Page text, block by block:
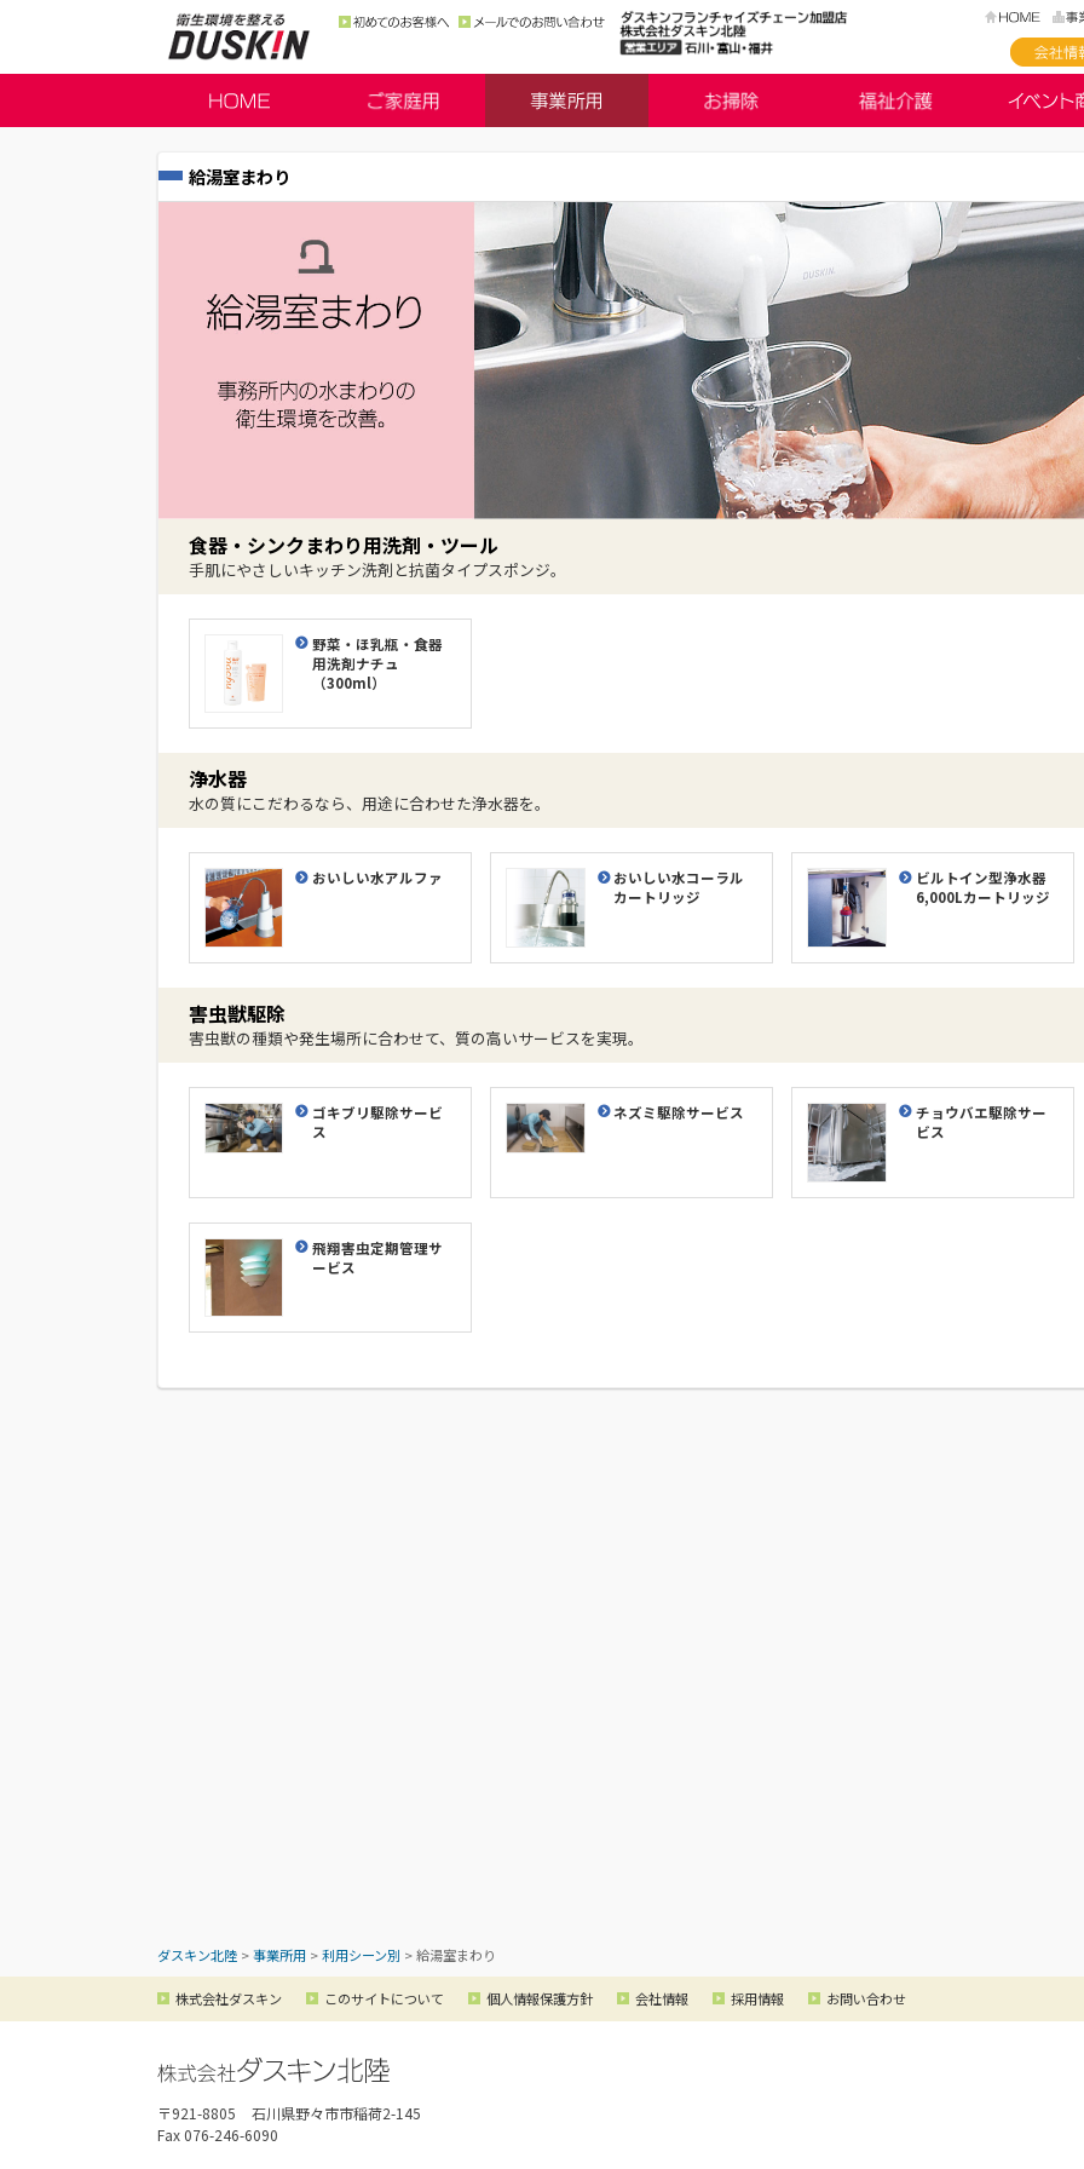
給湯室まわり
食器・シンクまわり用洗剤・ツール
手肌にやさしいキッチン洗剤と抗菌タイプスポンジ。
野菜・ほ乳瓶・食器
用洗剤ナチュ
（300ml）
浄水器
水の質にこだわるなら、用途に合わせた浄水器を。
おいしい水アルファ
おいしい水コーラル
カートリッジ
ビルトイン型浄水器
6,000Lカートリッジ
害虫獣駆除
害虫獣の種類や発生場所に合わせて、質の高いサービスを実現。
ゴキブリ駆除サービ
ス
ネズミ駆除サービス
チョウバエ駆除サー
ビス
飛翔害虫定期管理サ
ービス
ダスキン北陸>事業所用 >利用シーン別 >給湯室まわり
株式会社ダスキン このサイトについて 個人情報保護方針 会社情報 採用情報 お問い合わせ
〒921-8805
石川県野々市市稲荷2-145
Fax 076-246-6090